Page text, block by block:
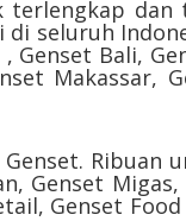
dan
seluruh
Genset Bali,
Makassar,
Ribuan
Migas,
Genset